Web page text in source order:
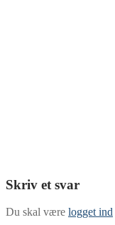
Skriv et svar
Du skal være logget ind